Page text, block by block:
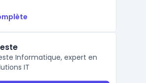
Informatique, expert en
IT